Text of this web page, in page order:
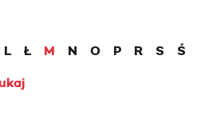
L Ł M N O P R S Ś